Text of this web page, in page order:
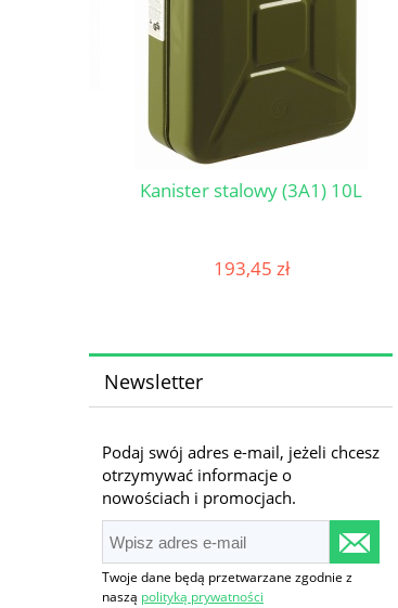
Kanister stalowy (3A1) 10L
193,45 zł
Newsletter
Podaj swój adres e-mail, jeżeli chcesz
otrzymywać informacje o
nowościach i promocjach.
Twoje dane będą przetwarzane zgodnie z
naszą polityką prywatności